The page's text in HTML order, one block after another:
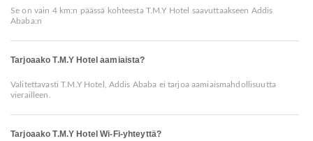
Se on vain 4 km:n päässä kohteesta T.M.Y Hotel saavuttaakseen Addis
Ababa:n
Tarjoaako T.M.Y Hotel aamiaista?
Valitettavasti T.M.Y Hotel, Addis Ababa ei tarjoa aamiaismahdollisuutta
vierailleen.
Tarjoaako T.M.Y Hotel Wi-Fi-yhteyttä?